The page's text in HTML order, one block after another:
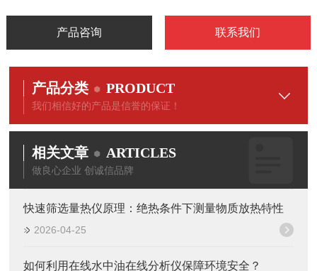
产品咨询 联系我们
产品分类 PRODUCT
我们相信好的产品是信誉的保证！
相关文章 ARTICLES
做良心企业 创诚信品牌
快速筛选量热仪原理：绝热条件下测量物质放热特性
2026-04-25
如何利用在线水中油在线分析仪保障环境安全？